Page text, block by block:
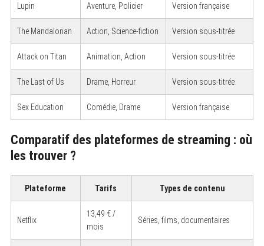
Lupin Aventure, Policier Version française
The Mandalorian Action, Science-fiction Version sous-titrée
Attack on Titan Animation, Action Version sous-titrée
The Last of Us Drame, Horreur Version sous-titrée
Sex Education Comédie, Drame Version française
Comparatif des plateformes de streaming : où
les trouver ?
Plateforme Tarifs Types de contenu
Netflix
13,49 € /
mois
Séries, films, documentaires